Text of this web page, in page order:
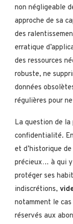
non négligeable
approche de sa
des
erratique
des ressources
robuste, ne
données
régulières pour
La question de la
confidentialité.
et d’historique
précieux… à qui
protéger ses
indiscrétions,
notamment le
réservés aux